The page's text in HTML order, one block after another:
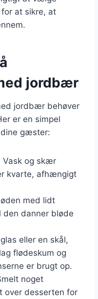
at sikre, at
jordbær
jordbær behøver
er en simpel
gæster:
Vask og skær
kvarte, afhængigt
med lidt
den danner bløde
eller en skål,
flødeskum og
er brugt op.
noget
over desserten for